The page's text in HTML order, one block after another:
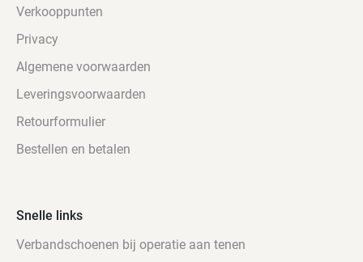
Verkooppunten
Privacy
Algemene voorwaarden
Leveringsvoorwaarden
Retourformulier
Bestellen en betalen
Snelle links
Verbandschoenen bij operatie aan tenen